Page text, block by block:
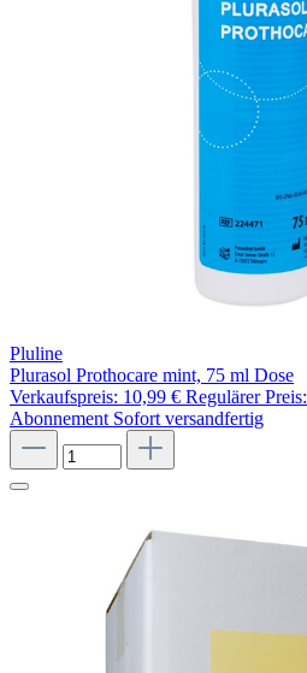
Pluline
Plurasol Prothocare mint, 75 ml Dose
Verkaufspreis: 10,99 € Regulärer Preis:
Abonnement Sofort versandfertig